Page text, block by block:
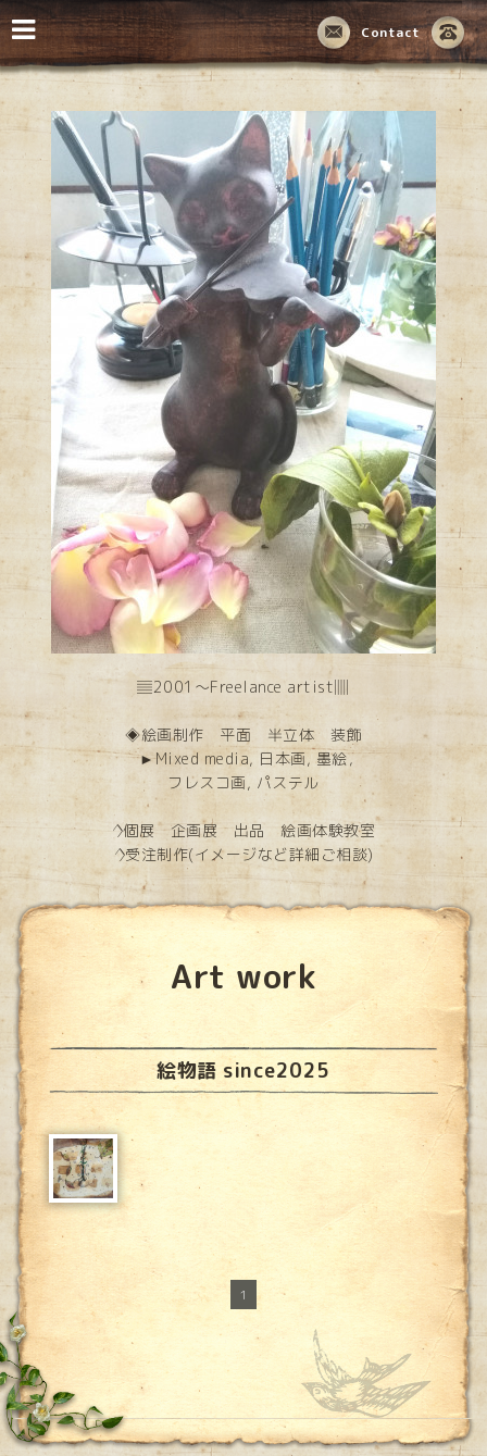
Contact
▤2001～Freelance artist▥
◈絵画制作 平面 半立体 装飾
►Mixed media, 日本画, 墨絵，
フレスコ画, パステル
◊個展 企画展 出品 絵画体験教室
◊受注制作(イメージなど詳細ご相談)
Art work
絵物語 since2025
1